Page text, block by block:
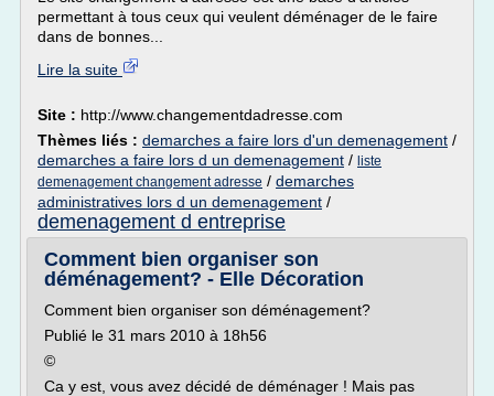
permettant à tous ceux qui veulent déménager de le faire
dans de bonnes...
Lire la suite
Site : http://www.changementdadresse.com
Thèmes liés : demarches a faire lors d'un demenagement /
demarches a faire lors d un demenagement / liste
demenagement changement adresse / demarches
administratives lors d un demenagement /
demenagement d entreprise
Comment bien organiser son
déménagement? - Elle Décoration
Comment bien organiser son déménagement?
Publié le 31 mars 2010 à 18h56
©
Ca y est, vous avez décidé de déménager ! Mais pas